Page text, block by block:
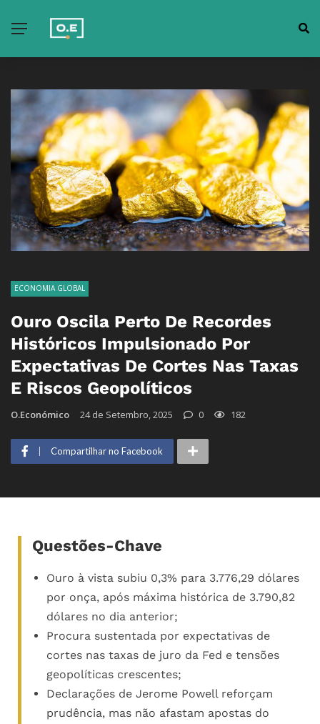
ECONOMIA GLOBAL
Ouro Oscila Perto De Recordes
Históricos Impulsionado Por
Expectativas De Cortes Nas Taxas
E Riscos Geopolíticos
O.Económico 24 de Setembro, 2025 0 182
Compartilhar no Facebook
Questões-Chave
Ouro à vista subiu 0,3% para 3.776,29 dólares
por onça, após máxima histórica de 3.790,82
dólares no dia anterior;
Procura sustentada por expectativas de
cortes nas taxas de juro da Fed e tensões
geopolíticas crescentes;
Declarações de Jerome Powell reforçam
prudência, mas não afastam apostas do